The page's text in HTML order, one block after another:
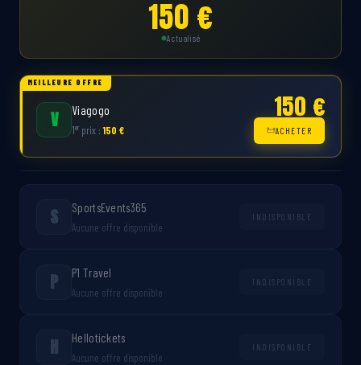
150 €
Actualisé
MEILLEURE OFFRE
V Viagogo
1er prix :150 €
150 €
ACHETER
S SportsEvents365
Aucune offre disponible
INDISPONIBLE
P P1 Travel
Aucune offre disponible
INDISPONIBLE
H Hellotickets
Aucune offre disponible
INDISPONIBLE